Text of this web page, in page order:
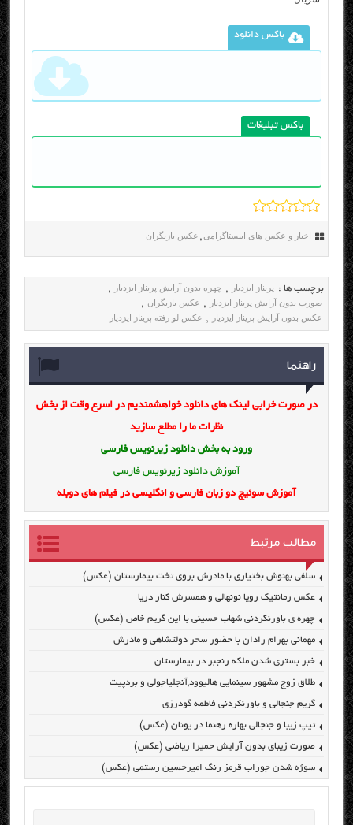
باکس دانلود
باکس تبلیغات
اخبار و عکس های اینستاگرامی, عکس بازیگران
برچسب ها : پریناز ایزدیار , چهره بدون آرایش پریناز ایزدیار ,
صورت بدون آرایش پریناز ایزدیار , عکس بازیگران ,
عکس بدون آرایش پریناز ایزدیار , عکس لو رفته پریناز ایزدیار
راهنما
در صورت خرابی لینک های دانلود خواهشمندیم در اسرع وقت از بخش
نظرات ما را مطلع سازید
ورود به بخش دانلود زیرنویس فارسی
آموزش دانلود زیرنویس فارسی
آموزش سوئیچ دو زبان فارسی و انگلیسی در فیلم های دوبله
مطالب مرتبط
سلفی بهنوش بختیاری با مادرش بروی تخت بیمارستان (عکس)
عکس رمانتیک رویا نونهالی و همسرش کنار دریا
چهره ی باورنکردنی شهاب حسینی با این گریم خاص (عکس)
مهمانی بهرام رادان با حضور سحر دولتشاهی و مادرش
خبر بستری شدن ملکه رنجبر در بیمارستان
طلاق زوج مشهور سینمایی هالیوود,آنجلیاجولی و بردپیت
گریم جنجالی و باورنکردنی فاطمه گودرزی
تیپ زیبا و جنجالی بهاره رهنما در یونان (عکس)
صورت زیبای بدون آرایش حمیرا ریاضی (عکس)
سوژه شدن جوراب قرمز رنگ امیرحسین رستمی (عکس)